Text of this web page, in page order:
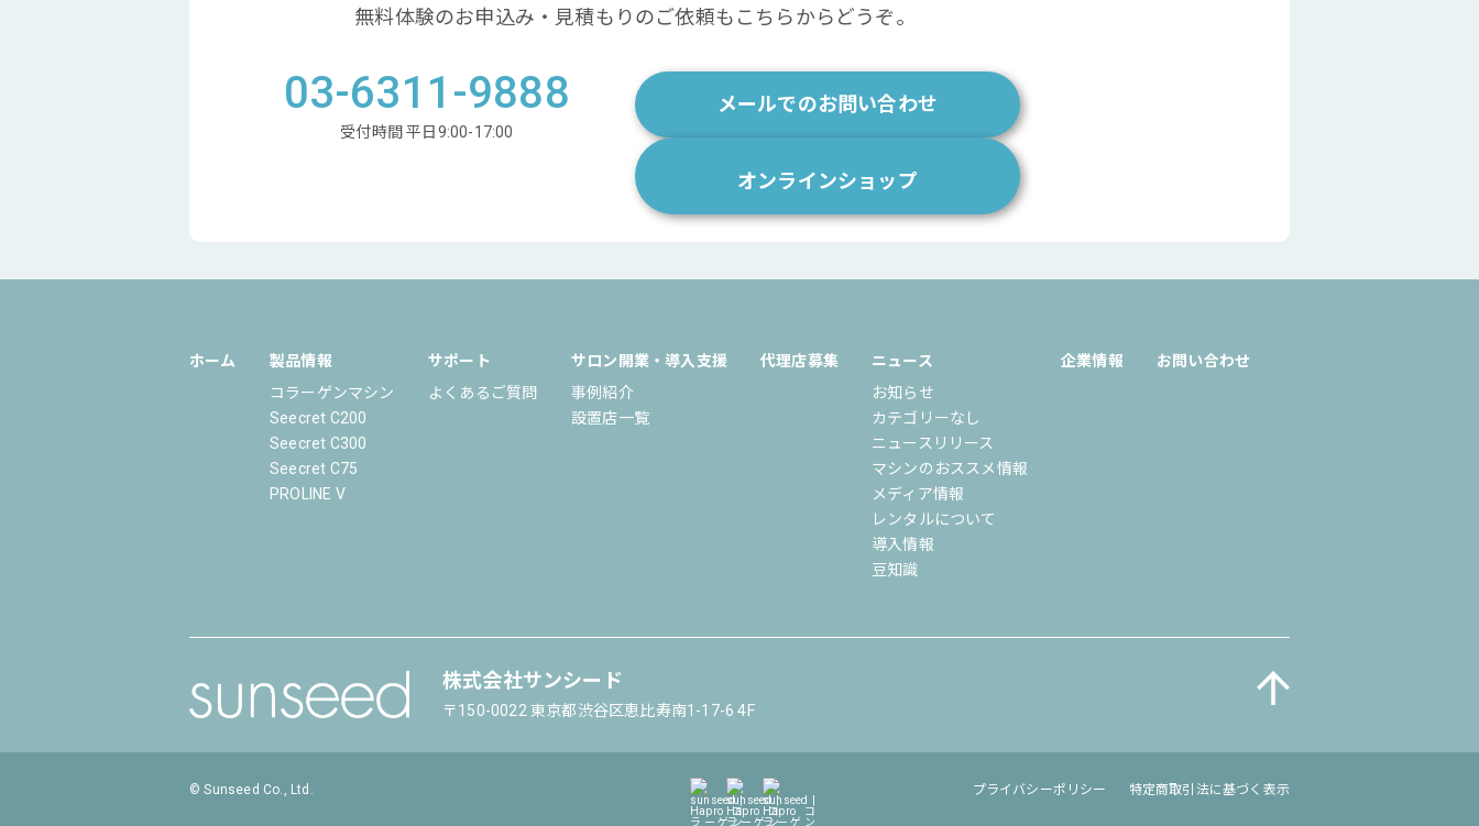
無料体験のお申込み・見積もりのご依頼もこちらからどうぞ。
03-6311-9888
受付時間 平日9:00-17:00
メールでのお問い合わせ
オンラインショップ
ホーム
製品情報
コラーゲンマシン
Seecret C200
Seecret C300
Seecret C75
PROLINE V
サポート
よくあるご質問
サロン開業・導入支援
事例紹介
設置店一覧
代理店募集
ニュース
お知らせ
カテゴリーなし
ニュースリリース
マシンのおススメ情報
メディア情報
レンタルについて
導入情報
豆知識
企業情報 お問い合わせ
株式会社サンシード
〒150-0022 東京都渋谷区恵比寿南1-17-6 4F
プライバシーポリシー 特定商取引法に基づく表示
© Sunseed Co., Ltd.